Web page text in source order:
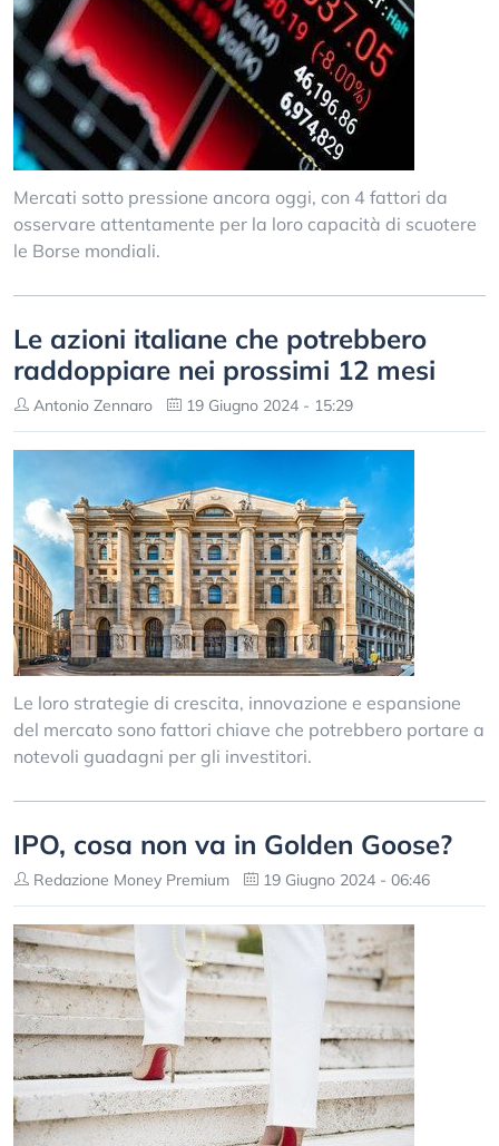
Mercati sotto pressione ancora oggi, con 4 fattori da
osservare attentamente per la loro capacità di scuotere
le Borse mondiali.
Le azioni italiane che potrebbero
raddoppiare nei prossimi 12 mesi
Antonio Zennaro 19 Giugno 2024 - 15:29
Le loro strategie di crescita, innovazione e espansione
del mercato sono fattori chiave che potrebbero portare a
notevoli guadagni per gli investitori.
IPO, cosa non va in Golden Goose?
Redazione Money Premium 19 Giugno 2024 - 06:46